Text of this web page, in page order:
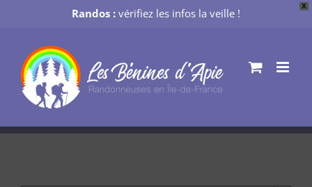
X
Randos : vérifiez les infos la veille !
contenu